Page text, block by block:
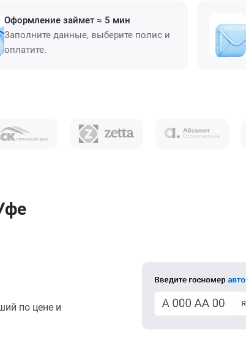
Оформление займет ≈ 5 мин
Заполните данные, выберите полис и
оплатите.
по цене и